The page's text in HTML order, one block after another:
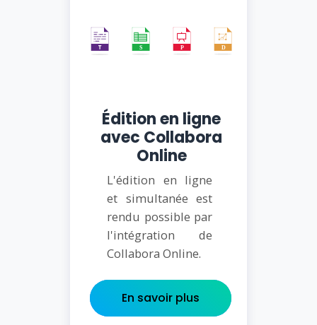
Édition en ligne
avec Collabora
Online
L'édition en ligne
et simultanée est
rendu possible par
l'intégration de
Collabora Online.
En savoir plus